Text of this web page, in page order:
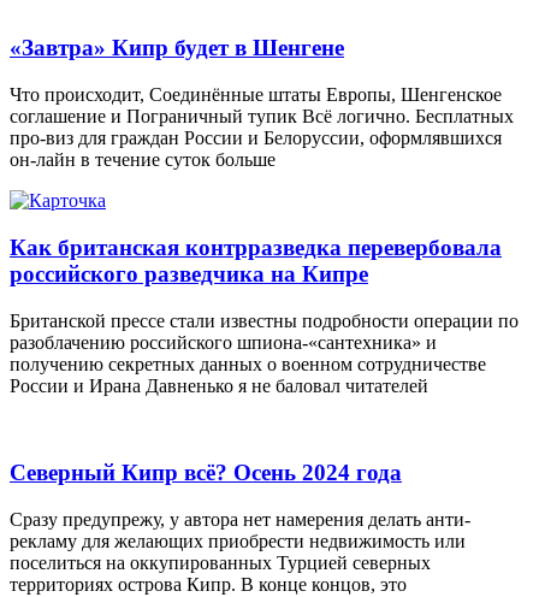
«Завтра» Кипр будет в Шенгене
Что происходит, Соединённые штаты Европы, Шенгенское
соглашение и Пограничный тупик Всё логично. Бесплатных
про-виз для граждан России и Белоруссии, оформлявшихся
он-лайн в течение суток больше
Как британская контрразведка перевербовала
российского разведчика на Кипре
Британской прессе стали известны подробности операции по
разоблачению российского шпиона-«сантехника» и
получению секретных данных о военном сотрудничестве
России и Ирана Давненько я не баловал читателей
Северный Кипр всё? Осень 2024 года
Сразу предупрежу, у автора нет намерения делать анти-
рекламу для желающих приобрести недвижимость или
поселиться на оккупированных Турцией северных
территориях острова Кипр. В конце концов, это